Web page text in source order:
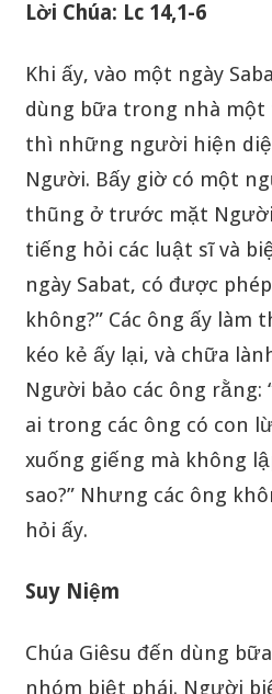
Lời Chúa: Lc 14,1-6
Khi ấy, vào một ngày
dùng bữa trong nhà
thì những người hiện
Người. Bấy giờ có một
thũng ở trước mặt
tiếng hỏi các luật sĩ và
ngày Sabat, có được
không?” Các ông ấy làm
kéo kẻ ấy lại, và chữa
Người bảo các ông rằng:
ai trong các ông có con
xuống giếng mà không
sao?” Nhưng các ông
hỏi ấy.
Suy Niệm
Chúa Giêsu đến dùng
nhóm biệt phái. Người